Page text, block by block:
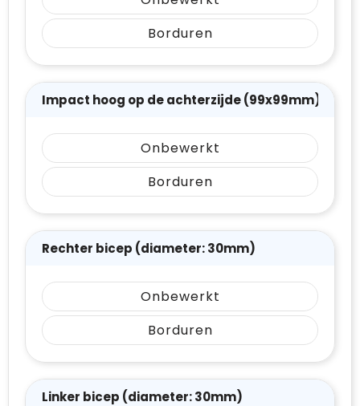
Borduren
Impact hoog op de achterzijde (99x99mm)
Onbewerkt
Borduren
Rechter bicep (diameter: 30mm)
Onbewerkt
Borduren
Linker bicep (diameter: 30mm)